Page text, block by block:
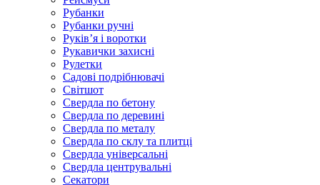
Рубанки
Рубанки ручні
Руківʼя і воротки
Рукавички захисні
Рулетки
Садові подрібнювачі
Світшот
Свердла по бетону
Свердла по деревині
Свердла по металу
Свердла по склу та плитці
Свердла універсальні
Свердла центрувальні
Секатори